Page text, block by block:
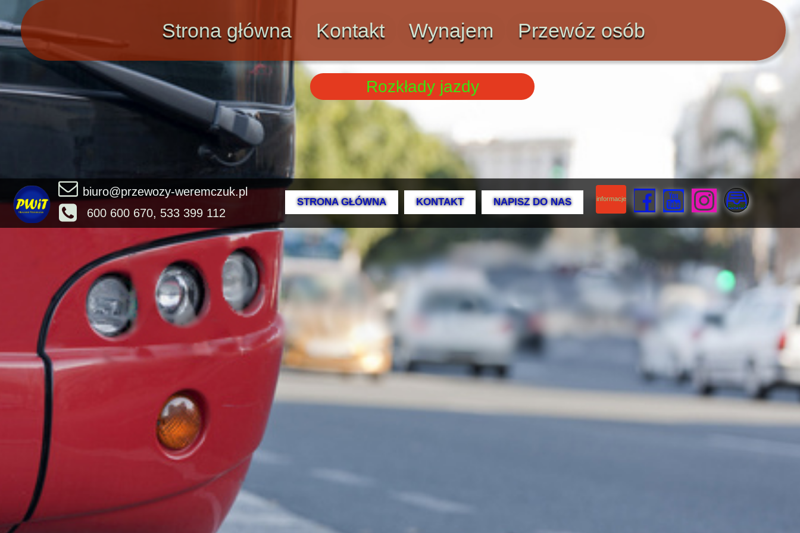
informacje
RODO
600 600 670, 533 399 112
biuro@przewozy-weremczuk.pl
STRONA GŁÓWNA KONTAKT NAPISZ DO NAS
Rozkłady jazdy
Strona główna Kontakt Wynajem Przewóz osób